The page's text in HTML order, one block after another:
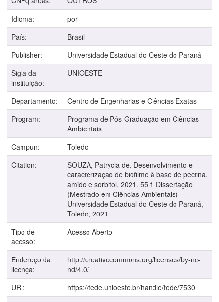
Idioma:
por
País:
Brasil
Publisher:
Universidade Estadual do Oeste do Paraná
Sigla da
instituição:
UNIOESTE
Departamento:
Centro de Engenharias e Ciências Exatas
Program:
Programa de Pós-Graduação em Ciências
Ambientais
Campun:
Toledo
Citation:
SOUZA, Patrycia de. Desenvolvimento e
caracterização de biofilme à base de pectina,
amido e sorbitol. 2021. 55 f. Dissertação
(Mestrado em Ciências Ambientais) -
Universidade Estadual do Oeste do Paraná,
Toledo, 2021.
Tipo de
acesso:
Acesso Aberto
Endereço da
licença:
http://creativecommons.org/licenses/by-nc-
nd/4.0/
URI:
https://tede.unioeste.br/handle/tede/7530